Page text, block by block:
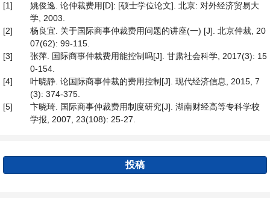
[1]
姚俊逸. 论仲裁费用[D]: [硕士学位论文]. 北京: 对外经济贸易大
学, 2003.
[2]
杨良宜. 关于国际商事仲裁费用问题的讲座(一) [J]. 北京仲裁, 20
07(62): 99-115.
[3]
张萍. 国际商事仲裁费用能控制吗[J]. 甘肃社会科学, 2017(3): 15
0-154.
[4]
叶晓静. 论国际商事仲裁的费用控制[J]. 现代经济信息, 2015, 7
(3): 374-375.
[5]
卞晓琦. 国际商事仲裁费用制度研究[J]. 湖南财经高等专科学校
学报, 2007, 23(108): 25-27.
投稿